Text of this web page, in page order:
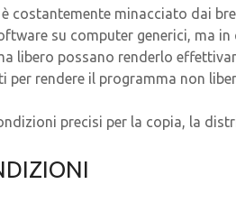
costantemente minacciato dai
su computer generici, ma
libero possano renderlo
per rendere il programma non
precisi per la copia, la